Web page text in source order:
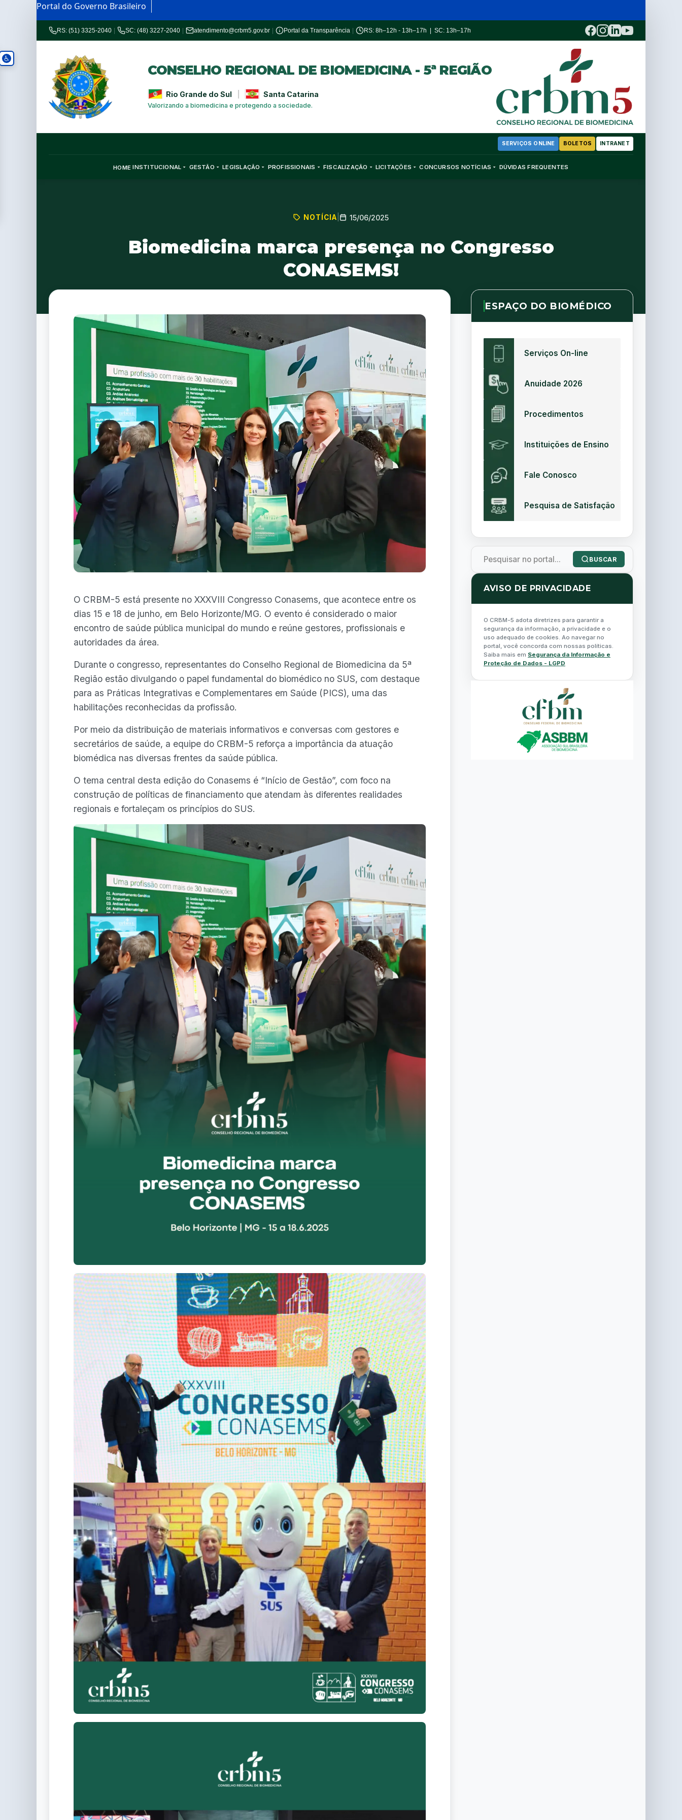
Portal do Governo Brasileiro
RS: (51) 3325-2040 | SC: (48) 3227-2040 | atendimento@crbm5.gov.br | Portal da Transparência | RS: 8h–12h - 13h–17h | SC: 13h–17h
CONSELHO REGIONAL DE BIOMEDICINA - 5ª REGIÃO
Rio Grande do Sul Santa Catarina
Valorizando a biomedicina e protegendo a sociedade.
SERVIÇOS ONLINE BOLETOS INTRANET
HOME INSTITUCIONAL GESTÃO LEGISLAÇÃO PROFISSIONAIS FISCALIZAÇÃO LICITAÇÕES CONCURSOS NOTÍCIAS DÚVIDAS FREQUENTES
NOTÍCIA 15/06/2025
Biomedicina marca presença no Congresso
CONASEMS!
O CRBM-5 está presente no XXXVIII Congresso Conasems, que acontece entre os
dias 15 e 18 de junho, em Belo Horizonte/MG. O evento é considerado o maior
encontro de saúde pública municipal do mundo e reúne gestores, profissionais e
autoridades da área.
Durante o congresso, representantes do Conselho Regional de Biomedicina da 5ª
Região estão divulgando o papel fundamental do biomédico no SUS, com destaque
para as Práticas Integrativas e Complementares em Saúde (PICS), uma das
habilitações reconhecidas da profissão.
Por meio da distribuição de materiais informativos e conversas com gestores e
secretários de saúde, a equipe do CRBM-5 reforça a importância da atuação
biomédica nas diversas frentes da saúde pública.
O tema central desta edição do Conasems é “Início de Gestão”, com foco na
construção de políticas de financiamento que atendam às diferentes realidades
regionais e fortaleçam os princípios do SUS.
ESPAÇO DO BIOMÉDICO
Serviços On-line
Anuidade 2026
Procedimentos
Instituições de Ensino
Fale Conosco
Pesquisa de Satisfação
BUSCAR
AVISO DE PRIVACIDADE
O CRBM-5 adota diretrizes para garantir a
segurança da informação, a privacidade e o
uso adequado de cookies. Ao navegar no
portal, você concorda com nossas políticas.
Saiba mais em Segurança da Informação e
Proteção de Dados - LGPD